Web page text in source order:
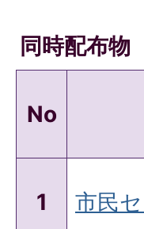
同時配布物
No
1 市民